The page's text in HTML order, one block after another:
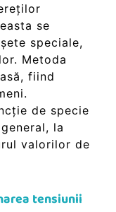
se
speciale,
Metoda
fiind
de specie
la
valorilor de
tensiunii